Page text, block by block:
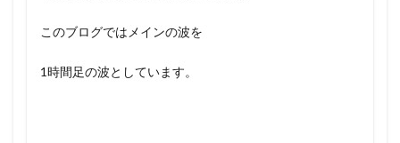
このブログではメインの波を
1時間足の波としています。